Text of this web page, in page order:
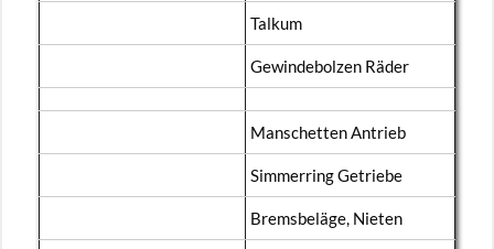
Tal­kum
Ge­win­de­bol­zen Räder
Man­schet­ten An­trieb
Sim­mer­ring Ge­trie­be
Brems­be­lä­ge, Nie­ten